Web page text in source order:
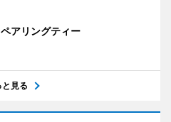
アリングティー
と見る